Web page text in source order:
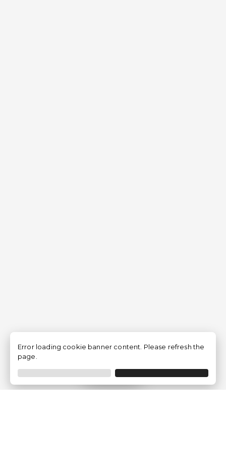
Filtrar
Error loading cookie banner content. Please refresh the
page.